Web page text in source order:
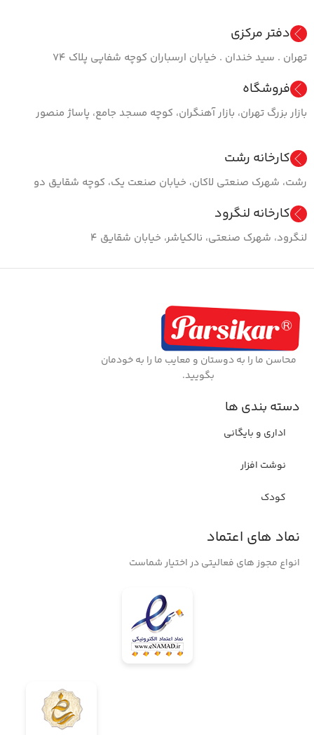
دفتر مرکزی
تهران . سید خندان . خیابان ارسباران کوچه شفاپی پلاک ۷۴
فروشگاه
بازار بزرگ تهران، بازار آهنگران، کوچه مسجد جامع، پاساژ منصور
کارخانه رشت
رشت، شهرک صنعتی لاکان، خیابان صنعت یک، کوچه شقایق دو
کارخانه لنگرود
لنگرود، شهرک صنعتی، نالکیاشر، خیابان شقایق ۴
محاسن ما را به دوستان و معایب ما را به خودمان
بگویید.
دسته بندی ها
اداری و بایگانی
نوشت افزار
کودک
نماد های اعتماد
انواع مجوز های فعالیتی در اختیار شماست